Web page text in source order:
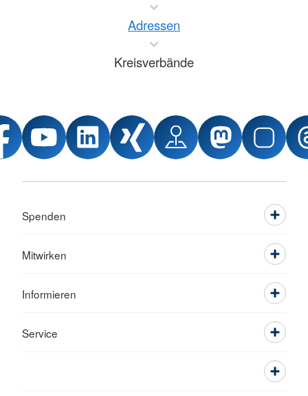
Adressen
Kreisverbände
Spenden
Mitwirken
Informieren
Service